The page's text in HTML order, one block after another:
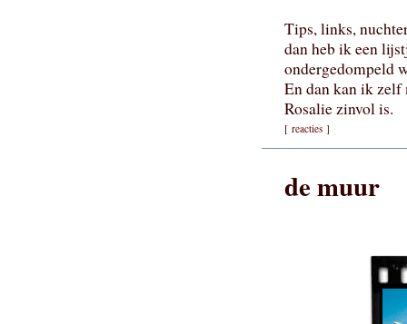
Tips, links,
dan heb ik een
ondergedompeld
En dan kan ik
Rosalie zinvol is.
[ reacties ]
de muur